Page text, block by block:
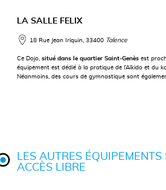
LA SALLE FELIX
18 Rue Jean Iriquin, 33400 Talence
Ce Dojo,situé dans le quartier Saint-Genès est
équipement est dédié à la pratique de l’Aïkido et du
Néanmoins, des cours de gymnastique sont
LES AUTRES ÉQUIPEMENTS
ACCÈS LIBRE